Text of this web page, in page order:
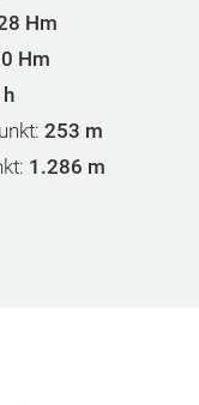
Hm
Hm
253 m
1.286 m